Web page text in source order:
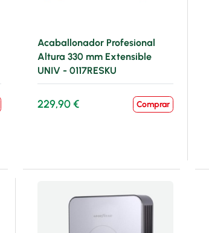
Acaballonador Profesional
Altura 330 mm Extensible
UNIV - 0117RESKU
229,90 € Comprar